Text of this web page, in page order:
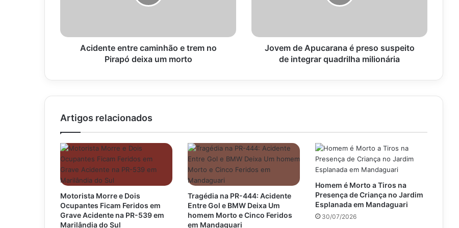
um
Acidente entre caminhão e trem no
Pirapó deixa um morto
quadrilha
milionária
Jovem de Apucarana é preso suspeito
de integrar quadrilha milionária
Artigos relacionados
Motorista Morre e Dois
Ocupantes Ficam Feridos em
Grave Acidente na PR-539 em
Marilândia do Sul
Tragédia na PR-444: Acidente
Entre Gol e BMW Deixa Um
homem Morto e Cinco Feridos
em Mandaguari
Homem é Morto a Tiros na
Presença de Criança no Jardim
Esplanada em Mandaguari
30/07/2026